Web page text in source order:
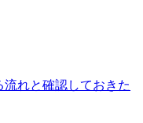
れと確認しておきた